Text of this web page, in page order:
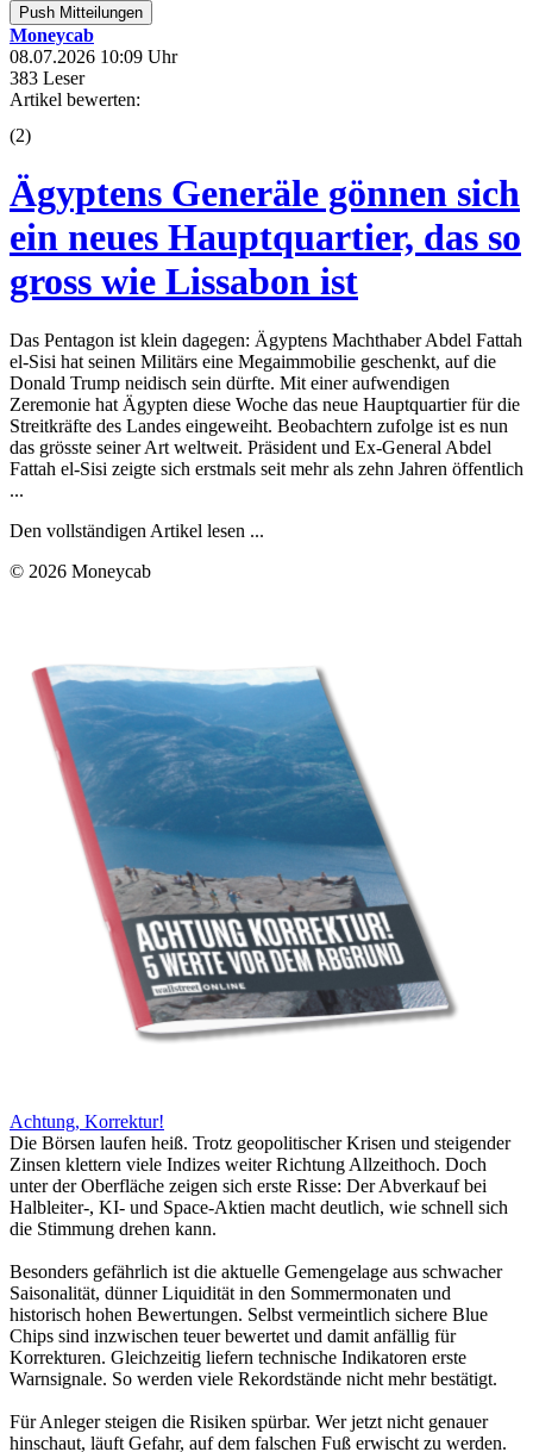
Push Mitteilungen
Moneycab
08.07.2026 10:09 Uhr
383 Leser
Artikel bewerten:
(2)
Ägyptens Generäle gönnen sich
ein neues Hauptquartier, das so
gross wie Lissabon ist
Das Pentagon ist klein dagegen: Ägyptens Machthaber Abdel Fattah
el-Sisi hat seinen Militärs eine Megaimmobilie geschenkt, auf die
Donald Trump neidisch sein dürfte. Mit einer aufwendigen
Zeremonie hat Ägypten diese Woche das neue Hauptquartier für die
Streitkräfte des Landes eingeweiht. Beobachtern zufolge ist es nun
das grösste seiner Art weltweit. Präsident und Ex-General Abdel
Fattah el-Sisi zeigte sich erstmals seit mehr als zehn Jahren öffentlich
...
Den vollständigen Artikel lesen ...
© 2026 Moneycab
Achtung, Korrektur!
Die Börsen laufen heiß. Trotz geopolitischer Krisen und steigender
Zinsen klettern viele Indizes weiter Richtung Allzeithoch. Doch
unter der Oberfläche zeigen sich erste Risse: Der Abverkauf bei
Halbleiter-, KI- und Space-Aktien macht deutlich, wie schnell sich
die Stimmung drehen kann.
Besonders gefährlich ist die aktuelle Gemengelage aus schwacher
Saisonalität, dünner Liquidität in den Sommermonaten und
historisch hohen Bewertungen. Selbst vermeintlich sichere Blue
Chips sind inzwischen teuer bewertet und damit anfällig für
Korrekturen. Gleichzeitig liefern technische Indikatoren erste
Warnsignale. So werden viele Rekordstände nicht mehr bestätigt.
Für Anleger steigen die Risiken spürbar. Wer jetzt nicht genauer
hinschaut, läuft Gefahr, auf dem falschen Fuß erwischt zu werden.